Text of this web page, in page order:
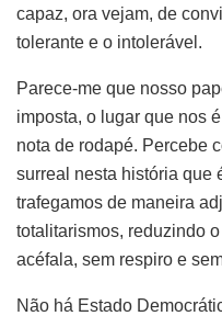
capaz, ora vejam, de
tolerante e o intolerável.
Parece-me que nosso
imposta, o lugar que nos
nota de rodapé. Percebe
surreal nesta história que
trafegamos de maneira
totalitarismos, reduzindo
acéfala, sem respiro e
Não há Estado